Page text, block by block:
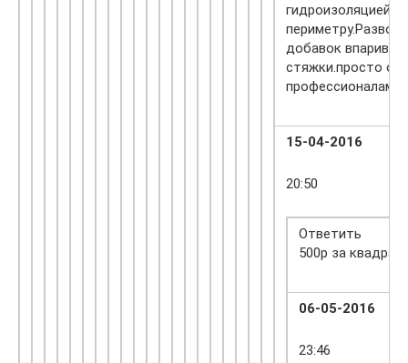
гидроизоляцией
добавок
стяжки.просто
профессионалам.
15-04-2016
20:50
Ответить
500р за
06-05-2016
23:46